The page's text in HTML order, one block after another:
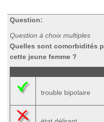
Question:
Question à choix multiples
Quelles sont comorbidités
cette jeune femme ?
trouble bipolaire